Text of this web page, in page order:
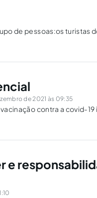
de pessoas:os turistas
de 2021 às 09:35
contra a covid-19
e